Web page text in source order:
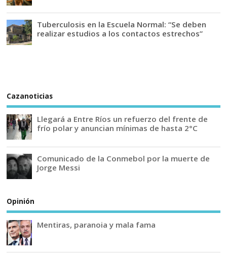
Tuberculosis en la Escuela Normal: “Se deben
realizar estudios a los contactos estrechos”
Cazanoticias
Llegará a Entre Ríos un refuerzo del frente de
frío polar y anuncian mínimas de hasta 2°C
Comunicado de la Conmebol por la muerte de
Jorge Messi
Opinión
Mentiras, paranoia y mala fama